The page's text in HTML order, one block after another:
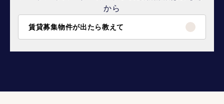
から
賃貸募集物件が出たら教えて